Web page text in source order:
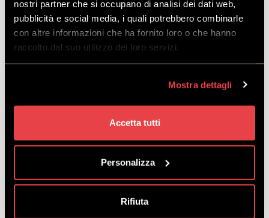
nostri partner che si occupano di analisi dei dati web,
pubblicità e social media, i quali potrebbero combinarle
con altre informazioni che ha fornito loro o che hanno
raccolto dal suo utilizzo dei loro servizi.
Mostra dettagli
Accetta tutti
Personalizza
Rifiuta
Bikepass uprawniający do korzystania ze wszystkich
tras i obiektów Bikeparku Mottolino. Ważny przez 7
€129.00
JEDNODNIOWY